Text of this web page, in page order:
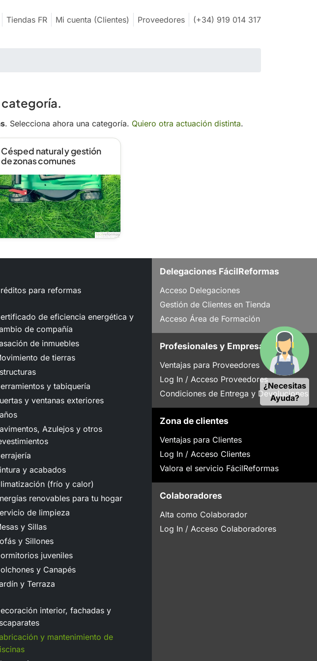
Tiendas FR Mi cuenta (Clientes) Proveedores (+34) 919 014 317
¿Necesitas
Ayuda?
categoría.
. Selecciona ahora una categoría. Quiero otra actuación distinta.
Césped natural y gestión
de zonas comunes
para reformas
de eficiencia energética y
de compañía
de inmuebles
de tierras
y tabiquería
y ventanas exteriores
Azulejos y otros
y acabados
(frío y calor)
renovables para tu hogar
de limpieza
y Sillas
y Sillones
juveniles
y Canapés
y Terraza
interior, fachadas y
y mantenimiento de
Delegaciones FácilReformas
Acceso Delegaciones
Gestión de Clientes en Tienda
Acceso Área de Formación
Profesionales y Empresas
Ventajas para Proveedores
Log In / Acceso Proveedores
Condiciones de Entrega y Devoluciones
Zona de clientes
Ventajas para Clientes
Log In / Acceso Clientes
Valora el servicio FácilReformas
Colaboradores
Alta como Colaborador
Log In / Acceso Colaboradores